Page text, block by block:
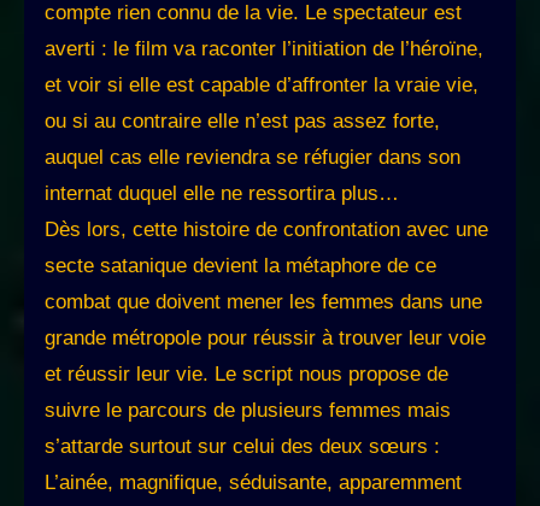
compte rien connu de la vie. Le spectateur est
averti : le film va raconter l’initiation de l’héroïne,
et voir si elle est capable d’affronter la vraie vie,
ou si au contraire elle n’est pas assez forte,
auquel cas elle reviendra se réfugier dans son
internat duquel elle ne ressortira plus…
Dès lors, cette histoire de confrontation avec une
secte satanique devient la métaphore de ce
combat que doivent mener les femmes dans une
grande métropole pour réussir à trouver leur voie
et réussir leur vie. Le script nous propose de
suivre le parcours de plusieurs femmes mais
s’attarde surtout sur celui des deux sœurs :
L’ainée, magnifique, séduisante, apparemment